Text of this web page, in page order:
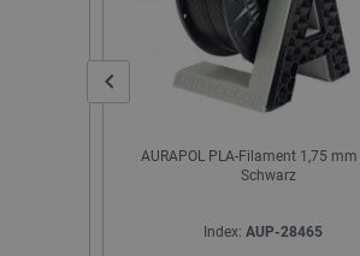
AURAPOL PLA-Filament 1,75 mm
Schwarz
Index:AUP-28465